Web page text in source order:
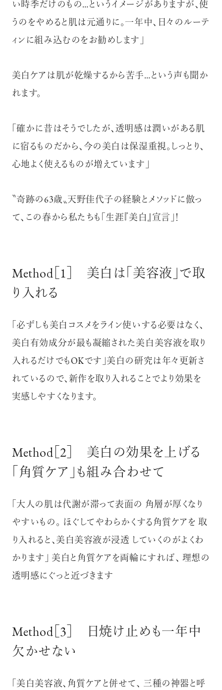
い時季だけのもの…というイメージがありますが、使
うのをやめると肌は元通りに。一年中、日々のルーテ
ィンに組み込むのをお勧めします」
美白ケアは肌が乾燥するから苦手…という声も聞か
れます。
「確かに昔はそうでしたが、透明感は潤いがある肌
に宿るものだから、今の美白は保湿重視。しっとり、
心地よく使えるものが増えています」
〝奇跡の63歳〟天野佳代子の経験とメソッドに倣っ
て、この春から私たちも「生涯『美白』宣言」！
Method［1］ 美白は「美容液」で取
り入れる
「必ずしも美白コスメをライン使いする必要はなく、
美白有効成分が最も凝縮された美白美容液を取り
入れるだけでもOKです」美白の研究は年々更新さ
れているので、新作を取り入れることでより効果を
実感しやすくなります。
Method［2］ 美白の効果を上げる
「角質ケア」も組み合わせて
「大人の肌は代謝が滞って表面の 角層が厚くなり
やすいもの。 ほぐしてやわらかくする角質ケアを 取
り入れると、美白美容液が浸透 していくのがよくわ
かります」 美白と角質ケアを両輪にすれば、 理想の
透明感にぐっと近づきます
Method［3］ 日焼け止めも一年中
欠かせない
「美白美容液、角質ケアと併せて、 三種の神器と呼